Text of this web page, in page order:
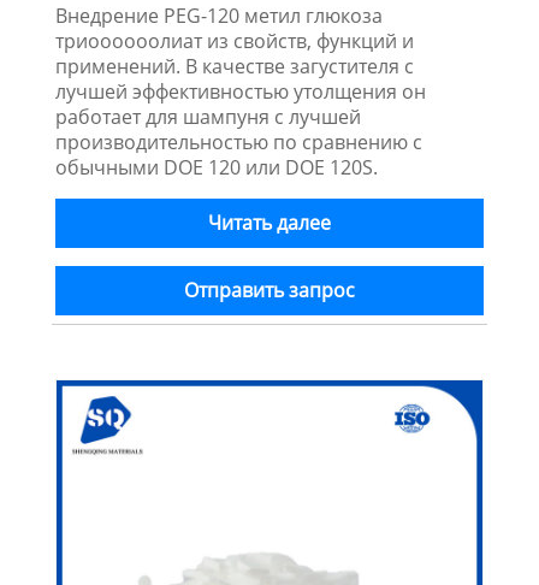
Внедрение PEG-120 метил глюкоза
триоооооолиат из свойств, функций и
применений. В качестве загустителя с
лучшей эффективностью утолщения он
работает для шампуня с лучшей
производительностью по сравнению с
обычными DOE 120 или DOE 120S.
Читать далее
Отправить запрос